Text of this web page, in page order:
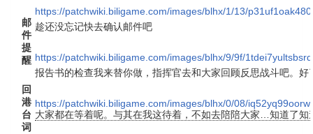
https://patchwiki.biligame.com/images/blhx/1/13/
邮
件
提
醒
趁还没忘记快去确认邮件吧
https://patchwiki.biligame.com/images/blhx/9/9f/
回
港
台
词
报告书的检查我来替你做，指挥官去和大家回顾反思战斗吧。好
https://patchwiki.biligame.com/images/blhx/0/08/
大家都在等着呢。与其在我这待着，不如去陪陪大家…知道了知